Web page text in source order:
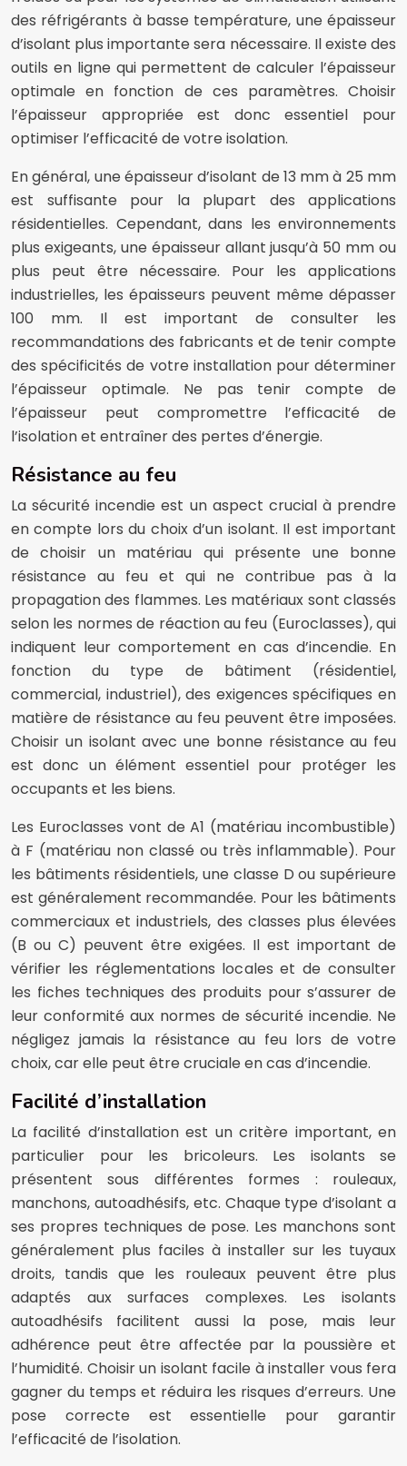
des réfrigérants à basse température, une épaisseur
d’isolant plus importante sera nécessaire. Il existe des
outils en ligne qui permettent de calculer l’épaisseur
optimale en fonction de ces paramètres. Choisir
l’épaisseur appropriée est donc essentiel pour
optimiser l’efficacité de votre isolation.
En général, une épaisseur d’isolant de 13 mm à 25 mm
est suffisante pour la plupart des applications
résidentielles. Cependant, dans les environnements
plus exigeants, une épaisseur allant jusqu’à 50 mm ou
plus peut être nécessaire. Pour les applications
industrielles, les épaisseurs peuvent même dépasser
100 mm. Il est important de consulter les
recommandations des fabricants et de tenir compte
des spécificités de votre installation pour déterminer
l’épaisseur optimale. Ne pas tenir compte de
l’épaisseur peut compromettre l’efficacité de
l’isolation et entraîner des pertes d’énergie.
Résistance au feu
La sécurité incendie est un aspect crucial à prendre
en compte lors du choix d’un isolant. Il est important
de choisir un matériau qui présente une bonne
résistance au feu et qui ne contribue pas à la
propagation des flammes. Les matériaux sont classés
selon les normes de réaction au feu (Euroclasses), qui
indiquent leur comportement en cas d’incendie. En
fonction du type de bâtiment (résidentiel,
commercial, industriel), des exigences spécifiques en
matière de résistance au feu peuvent être imposées.
Choisir un isolant avec une bonne résistance au feu
est donc un élément essentiel pour protéger les
occupants et les biens.
Les Euroclasses vont de A1 (matériau incombustible)
à F (matériau non classé ou très inflammable). Pour
les bâtiments résidentiels, une classe D ou supérieure
est généralement recommandée. Pour les bâtiments
commerciaux et industriels, des classes plus élevées
(B ou C) peuvent être exigées. Il est important de
vérifier les réglementations locales et de consulter
les fiches techniques des produits pour s’assurer de
leur conformité aux normes de sécurité incendie. Ne
négligez jamais la résistance au feu lors de votre
choix, car elle peut être cruciale en cas d’incendie.
Facilité d’installation
La facilité d’installation est un critère important, en
particulier pour les bricoleurs. Les isolants se
présentent sous différentes formes : rouleaux,
manchons, autoadhésifs, etc. Chaque type d’isolant a
ses propres techniques de pose. Les manchons sont
généralement plus faciles à installer sur les tuyaux
droits, tandis que les rouleaux peuvent être plus
adaptés aux surfaces complexes. Les isolants
autoadhésifs facilitent aussi la pose, mais leur
adhérence peut être affectée par la poussière et
l’humidité. Choisir un isolant facile à installer vous fera
gagner du temps et réduira les risques d’erreurs. Une
pose correcte est essentielle pour garantir
l’efficacité de l’isolation.